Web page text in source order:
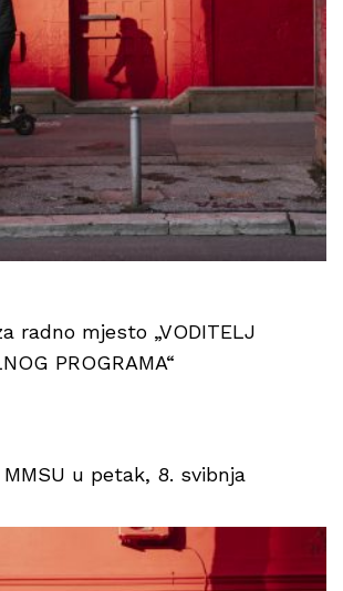
radno mjesto „VODITELJ
PROGRAMA“
u petak, 8. svibnja